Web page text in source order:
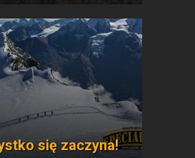
się zaczyna!